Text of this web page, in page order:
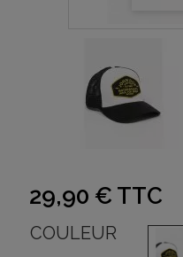
29,90 € TTC
COULEUR